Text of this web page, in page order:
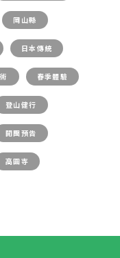
岡山縣
日本傳統
春季體驗
登山健行
開團預告
高圓寺